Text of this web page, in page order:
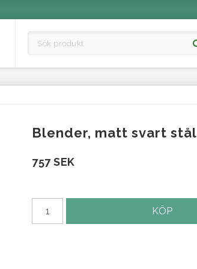
Blender, matt svart stål
757 SEK
KÖP